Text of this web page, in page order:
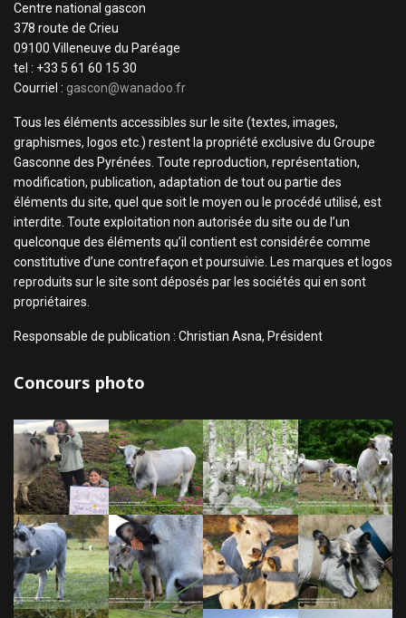
Centre national gascon
378 route de Crieu
09100 Villeneuve du Paréage
tel : +33 5 61 60 15 30
Courriel : gascon@wanadoo.fr
Tous les éléments accessibles sur le site (textes, images,
graphismes, logos etc.) restent la propriété exclusive du Groupe
Gasconne des Pyrénées. Toute reproduction, représentation,
modification, publication, adaptation de tout ou partie des
éléments du site, quel que soit le moyen ou le procédé utilisé, est
interdite. Toute exploitation non autorisée du site ou de l’un
quelconque des éléments qu’il contient est considérée comme
constitutive d’une contrefaçon et poursuivie. Les marques et logos
reproduits sur le site sont déposés par les sociétés qui en sont
propriétaires.
Responsable de publication : Christian Asna, Président
Concours photo